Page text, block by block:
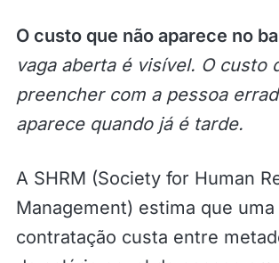
O custo que não aparece no
vaga aberta é visível. O custo
preencher com a pessoa
aparece quando já é tarde.
A SHRM (Society for Human
Management) estima que uma
contratação custa entre